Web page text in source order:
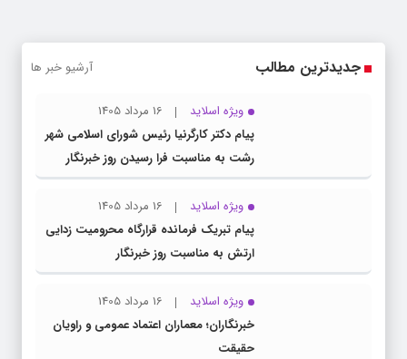
جدیدترین مطالب آرشیو خبر ها
ویژه اسلاید
16 مرداد 1405
پیام دکتر کارگرنیا رئیس شورای اسلامی شهر
رشت به مناسبت فرا رسیدن روز خبرنگار
ویژه اسلاید
16 مرداد 1405
پیام تبریک فرمانده قرارگاه محرومیت‌ زدایی
ارتش به مناسبت روز خبرنگار
ویژه اسلاید
16 مرداد 1405
خبرنگاران؛ معماران اعتماد عمومی و راویان
حقیقت